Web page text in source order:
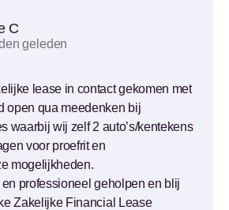
C
geleden
lease in contact gekomen met
open qua meedenken bij
waarbij wij zelf 2 auto’s/kentekens
voor proefrit en
mogelijkheden.
professioneel geholpen en blij
Zakelijke Financial Lease